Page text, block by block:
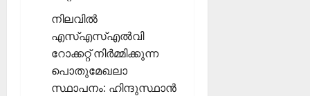
നിലവില്‍
എസ്എസ്എല്‍വി
റോക്കറ്റ് നിര്‍മ്മിക്കുന്ന
പൊതുമേഖലാ
സ്ഥാപനം: ഹിന്ദുസ്ഥാന്‍